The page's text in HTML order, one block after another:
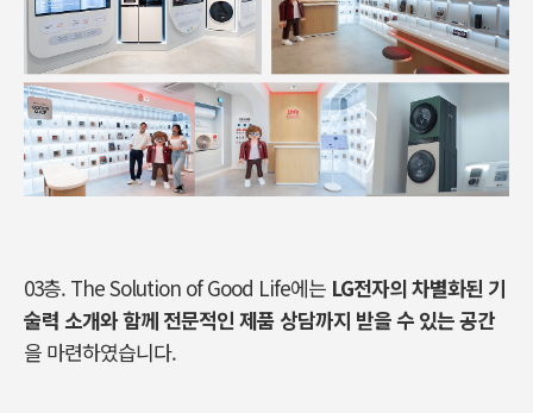
03층. The Solution of Good Life에는 LG전자의 차별화된 기
술력 소개와 함께 전문적인 제품 상담까지 받을 수 있는 공간
을 마련하였습니다.